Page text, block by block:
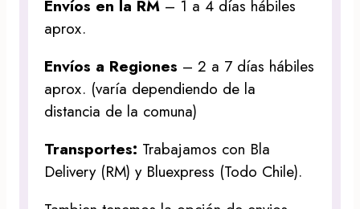
Envíos en la RM – 1 a 4 días hábiles
aprox.
Envíos a Regiones – 2 a 7 días hábiles
aprox. (varía dependiendo de la
distancia de la comuna)
Transportes: Trabajamos con Bla
Delivery (RM) y Bluexpress (Todo Chile).